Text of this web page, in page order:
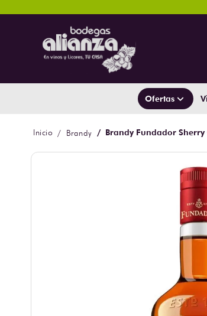
Ofertas
Brandy Brandy Fundador Sherry